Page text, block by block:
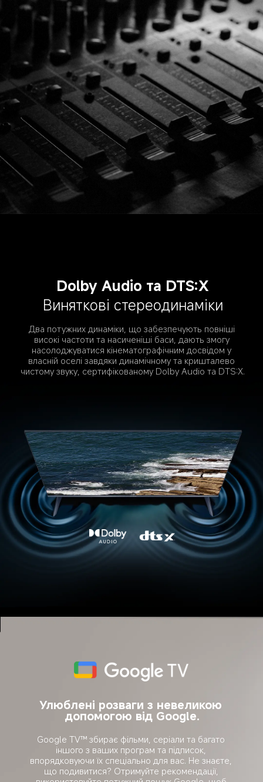
Dolby Audio та DTS:X
Виняткові стереодинаміки
Два потужних динаміки, що забезпечують повніші
високі частоти та насиченіші баси, дають змогу
насолоджуватися кінематографічним досвідом у
власній оселі завдяки динамічному та кришталево
чистому звуку, сертифікованому Dolby Audio та DTS:X.
Улюблені розваги з невеликою
допомогою від Google.
Google TV™ збирає фільми, серіали та багато
іншого з ваших програм та підписок,
впорядковуючи їх спеціально для вас. Не знаєте,
що подивитися? Отримуйте рекомендації,